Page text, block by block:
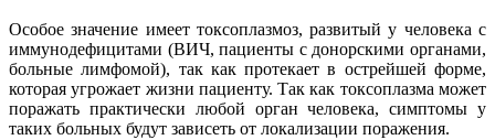
Особое значение имеет токсоплазмоз, развитый у человека с
иммунодефицитами (ВИЧ, пациенты с донорскими органами,
больные лимфомой), так как протекает в острейшей форме,
которая угрожает жизни пациенту. Так как токсоплазма может
поражать практически любой орган человека, симптомы у
таких больных будут зависеть от локализации поражения.